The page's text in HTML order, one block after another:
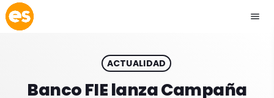
menu
play_arrow EMISIÓN LA PAZ
ACTUALIDAD
Banco FIE lanza Campaña